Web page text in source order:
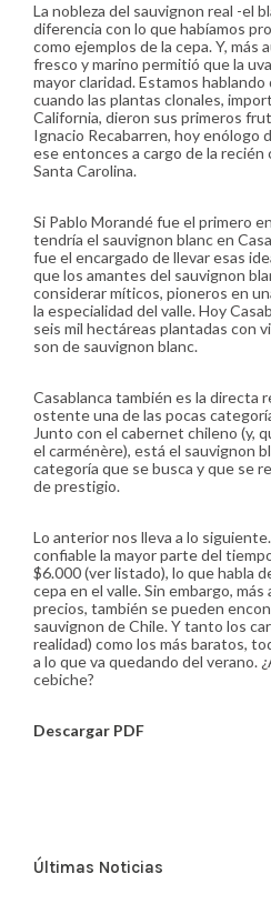
La nobleza del sauvignon real -el
diferencia con lo que habíamos
como ejemplos de la cepa. Y, más
fresco y marino permitió que la
mayor claridad. Estamos
cuando las plantas clonales,
California, dieron sus primeros
Ignacio Recabarren, hoy enólogo
ese entonces a cargo de la recién
Santa Carolina.
Si Pablo Morandé fue el primero
tendría el sauvignon blanc en
fue el encargado de llevar esas
que los amantes del sauvignon
considerar míticos, pioneros en
la especialidad del valle. Hoy
seis mil hectáreas plantadas con
son de sauvignon blanc.
Casablanca también es la directa
ostente una de las pocas
Junto con el cabernet chileno (y,
el carménère), está el sauvignon
categoría que se busca y que se
de prestigio.
Lo anterior nos lleva a lo
confiable la mayor parte del
$6.000 (ver listado), lo que habla
cepa en el valle. Sin embargo,
precios, también se pueden
sauvignon de Chile. Y tanto los
realidad) como los más baratos,
a lo que va quedando del verano.
cebiche?
Descargar PDF
Últimas Noticias